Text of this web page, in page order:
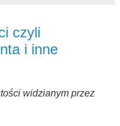
czyli
i inne
widzianym przez